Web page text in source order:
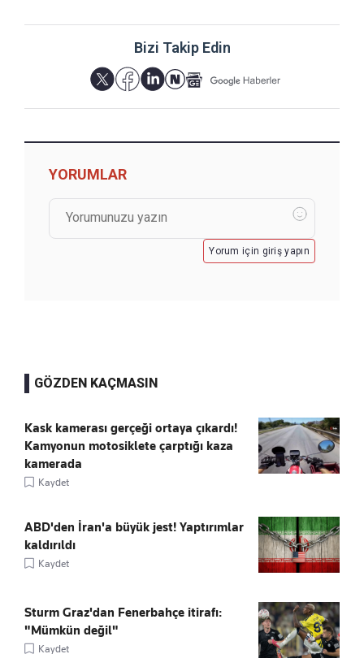
Bizi Takip Edin
YORUMLAR
Yorum için giriş yapın
GÖZDEN KAÇMASIN
Kask kamerası gerçeği ortaya çıkardı!
Kamyonun motosiklete çarptığı kaza
kamerada
Kaydet
ABD'den İran'a büyük jest! Yaptırımlar
kaldırıldı
Kaydet
Sturm Graz'dan Fenerbahçe itirafı:
"Mümkün değil"
Kaydet